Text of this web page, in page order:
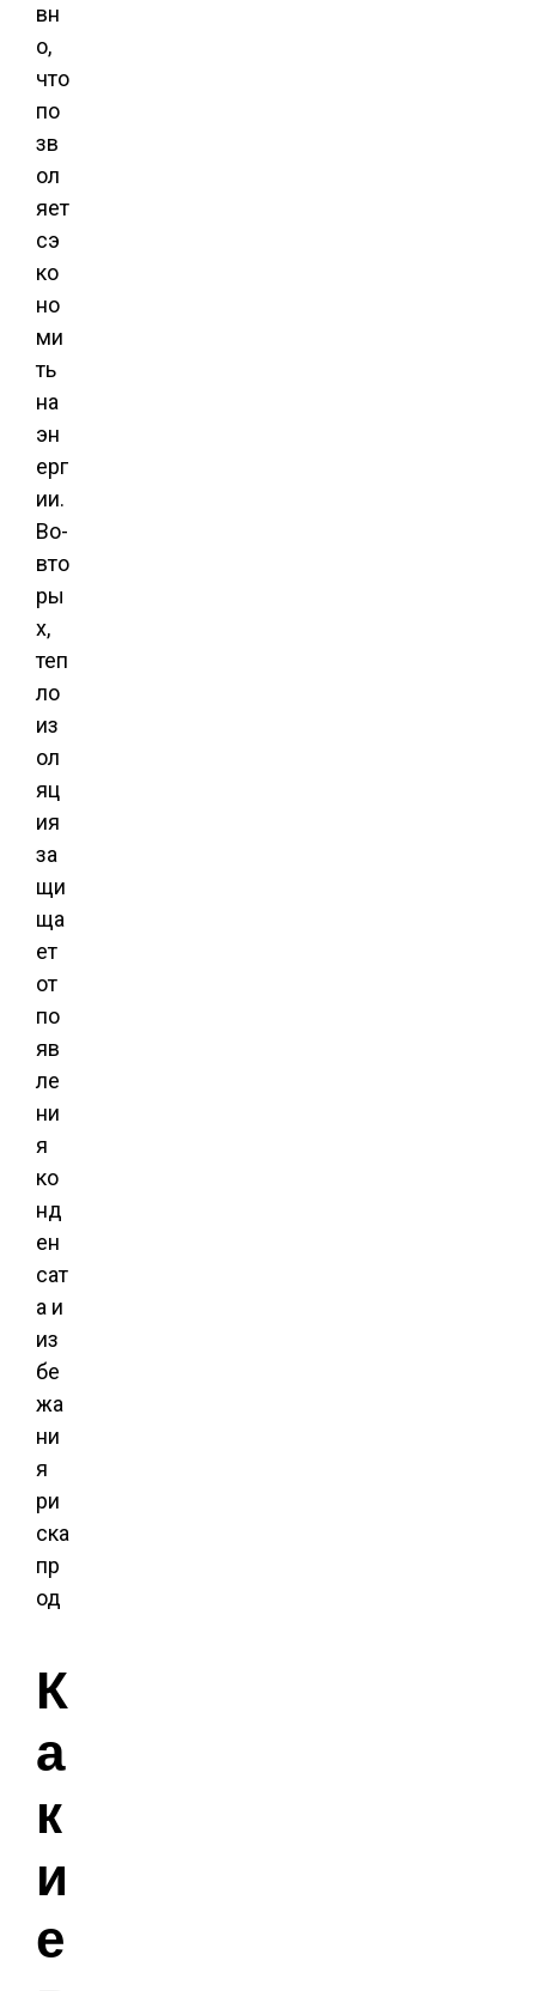
вн
о,
что
по
зв
ол
яет
сэ
ко
но
ми
ть
на
эн
ерг
ии.
Во-
вто
ры
х,
теп
ло
из
ол
яц
ия
за
щи
ща
ет
от
по
яв
ле
ни
я
ко
нд
ен
сат
а и
из
бе
жа
ни
я
ри
ска
пр
од
К
а
к
и
е